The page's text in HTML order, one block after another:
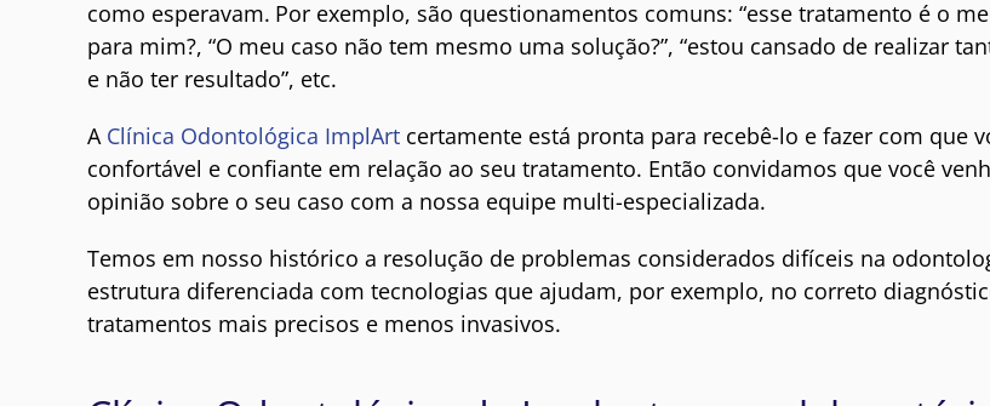
como esperavam. Por exemplo, são questionamentos comuns: “esse tratamento é o
para mim?, “O meu caso não tem mesmo uma solução?”, “estou cansado de realizar
e não ter resultado”, etc.
A Clínica Odontológica ImplArt certamente está pronta para recebê-lo e fazer com que
confortável e confiante em relação ao seu tratamento. Então convidamos que você
opinião sobre o seu caso com a nossa equipe multi-especializada.
Temos em nosso histórico a resolução de problemas considerados difíceis na
estrutura diferenciada com tecnologias que ajudam, por exemplo, no correto
tratamentos mais precisos e menos invasivos.